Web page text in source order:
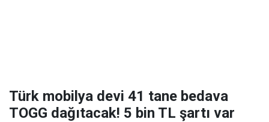
Türk mobilya devi 41 tane bedava
TOGG dağıtacak! 5 bin TL şartı var